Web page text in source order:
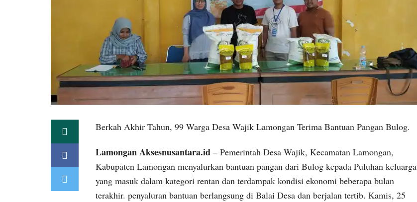
Berkah Akhir Tahun, 99 Warga Desa Wajik Lamongan Terima Bantuan Pangan Bulog.
Lamongan Aksesnusantara.id – Pemerintah Desa Wajik, Kecamatan Lamongan,
Kabupaten Lamongan menyalurkan bantuan pangan dari Bulog kepada Puluhan keluarga
yang masuk dalam kategori rentan dan terdampak kondisi ekonomi beberapa bulan
terakhir. penyaluran bantuan berlangsung di Balai Desa dan berjalan tertib. Kamis, 25